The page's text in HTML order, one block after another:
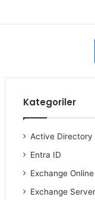
Kategoriler
Active Directory
Entra ID
Exchange Online
Exchange Server